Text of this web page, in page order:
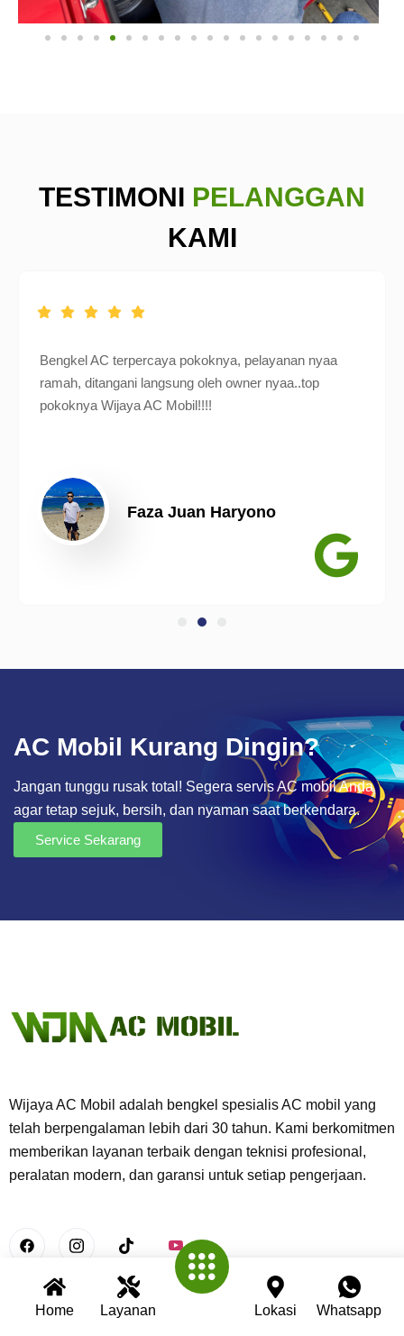
Home Layanan Lokasi Whatsapp
TESTIMONI PELANGGAN
KAMI
Bengkel AC terpercaya pokoknya, pelayanan nyaa
ramah, ditangani langsung oleh owner nyaa..top
pokoknya Wijaya AC Mobil!!!!
Faza Juan Haryono
AC Mobil Kurang Dingin?
Jangan tunggu rusak total! Segera servis AC mobil Anda
agar tetap sejuk, bersih, dan nyaman saat berkendara.
Service Sekarang
Wijaya AC Mobil adalah bengkel spesialis AC mobil yang
telah berpengalaman lebih dari 30 tahun. Kami berkomitmen
memberikan layanan terbaik dengan teknisi profesional,
peralatan modern, dan garansi untuk setiap pengerjaan.